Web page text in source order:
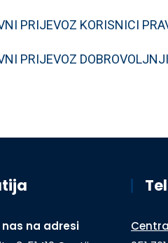
PRIJEVOZ KORISNICI
PRIJEVOZ
na adresi